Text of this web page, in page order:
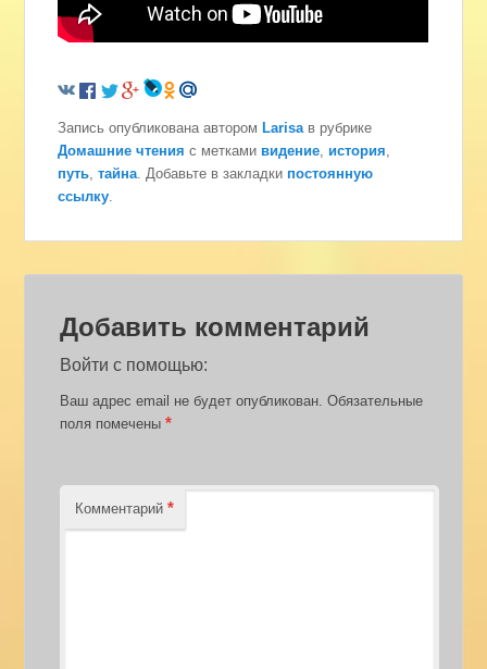
Запись опубликована автором Larisa в рубрике
Домашние чтения с метками видение история
путь ,тайна . Добавьте в закладки постоянную
ссылку
Добавить комментарий
Войти с помощью:
Ваш адрес email не будет опубликован. Обязательные
поля помечены*
Комментарий*